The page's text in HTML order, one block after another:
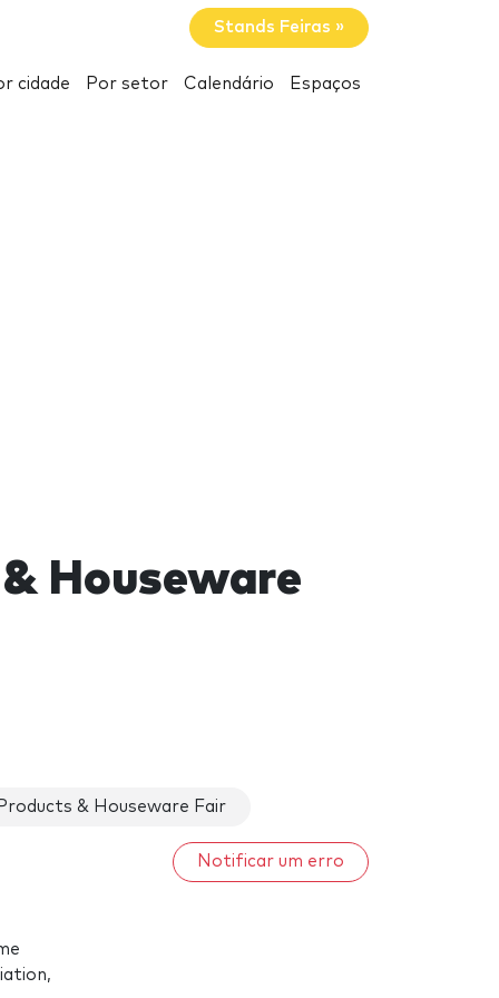
Stands Feiras »
cidade Por setor Calendário Espaços
Houseware
& Houseware Fair
Notificar um erro